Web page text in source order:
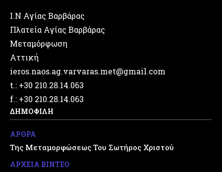
Ι.Ν Αγίας Βαρβάρας
Πλατεία Αγίας Βαρβάρας
Μεταμόρφωση
Αττική
ieros.naos.ag.varvaras.met@gmail.com
t.: +30 210.28.14.063
f.: +30 210.28.14.063
ΔΗΜΟΦΙΛΗ
ΑΡΘΡΑ
Της Μεταμορφώσεως Του Σωτήρος Χριστού
ΑΡΧΕΙΑ ΒΙΝΤΕΟ